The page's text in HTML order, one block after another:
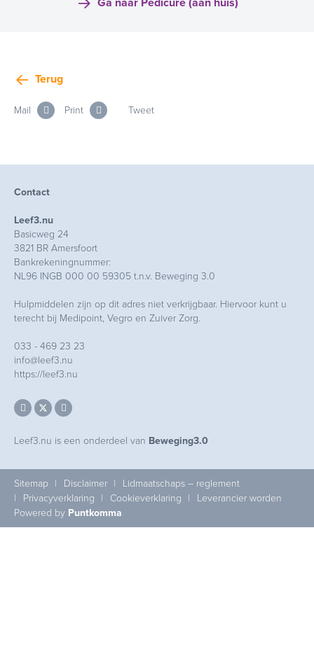
Ga naar Pedicure (aan huis)
Terug
Mail Print Tweet
Contact
Leef3.nu
Basicweg 24
3821 BR Amersfoort
Bankrekeningnummer:
NL96 INGB 000 00 59305 t.n.v. Beweging 3.0
Hulpmiddelen zijn op dit adres niet verkrijgbaar. Hiervoor kunt u
terecht bij Medipoint, Vegro en Zuiver Zorg.
033 - 469 23 23
info@leef3.nu
https://leef3.nu
Leef3.nu is een onderdeel van Beweging3.0
Sitemap Disclaimer
Lidmaatschaps – reglement
Privacyverklaring
Cookieverklaring
Leverancier worden
Powered by Puntkomma